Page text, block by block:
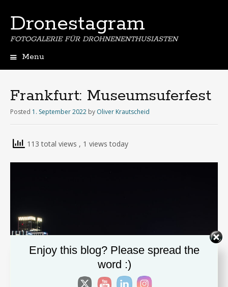
Dronestagram
FOTOGALERIE FÜR DROHNENENTHUSIASTEN
Menu
Frankfurt: Museumsuferfest
Posted 1. September 2022 by Oliver Krautscheid
113 total views , 1 views today
Enjoy this blog? Please spread the
word :)